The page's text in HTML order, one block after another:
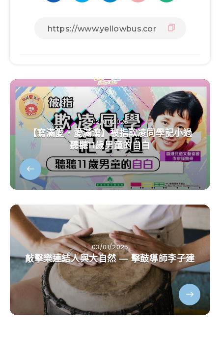
02/01/2025
【寫滿愛‧愛滿瀉】被指欺凌同學記小過
聽聽11歲男童的自白
03/01/2025
敲擊樂連結人與大自然 — 擊鼓導師李子建